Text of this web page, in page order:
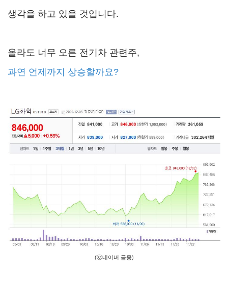
생각을 하고 있을 것입니다.
올라도 너무 오른 전기차 관련주,
과연 언제까지 상승할까요?
(ⓒ네이버 금융)